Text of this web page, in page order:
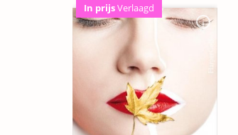
In prijsVerlaagd